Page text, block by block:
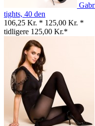
tights, 40 den
106,25 Kr. * 125,00 Kr. *
tidligere 125,00 Kr.*